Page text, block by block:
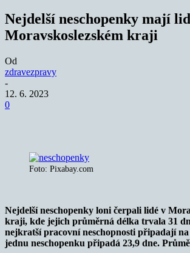
Nejdelší neschopenky mají
Moravskoslezském kraji
Od
zdravezpravy
-
12. 6. 2023
0
Foto: Pixabay.com
Nejdelší neschopenky loni čerpali lidé v
kraji, kde jejich průměrná délka trvala 31
nejkratší pracovní neschopnosti připadají
jednu neschopenku připadá 23,9 dne.